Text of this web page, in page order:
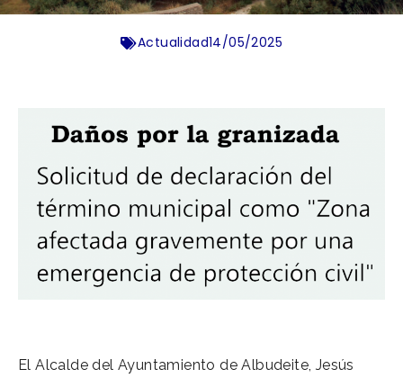
Actualidad14/05/2025
El Alcalde del Ayuntamiento de Albudeite, Jesús